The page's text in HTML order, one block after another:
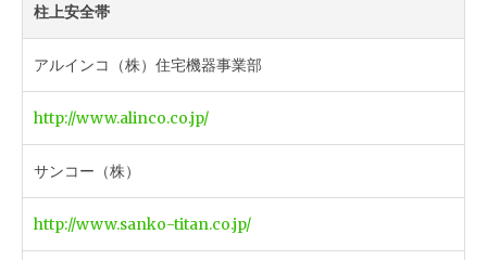
柱上安全帯
アルインコ（株）住宅機器事業部
http://www.alinco.co.jp/
サンコー（株）
http://www.sanko-titan.co.jp/